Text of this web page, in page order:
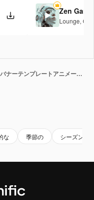
Zen
Lounge,
中秋節のお祝い用のフラットな横長バナーテンプレートアニメーション
な 季節の シーズン